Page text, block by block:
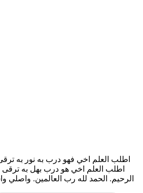
اطلب العلم اخي فهو درب به نور به
اطلب العلم اخي هو درب بهل به ترقى
الرحيم. الحمد لله رب العالمين.